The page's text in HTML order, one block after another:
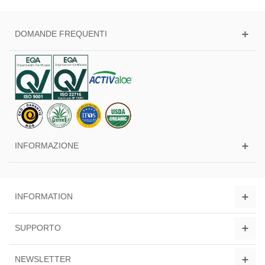
DOMANDE FREQUENTI
INFORMAZIONE
INFORMATION
SUPPORTO
NEWSLETTER